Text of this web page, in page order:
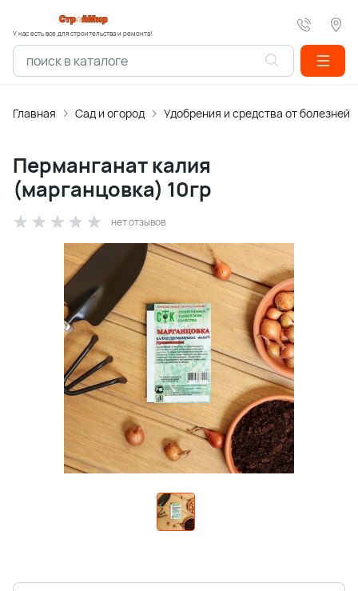
У нас есть все для строительства и ремонта!
Главная Сад и огород Удобрения и средства от болезней
Перманганат калия
(марганцовка) 10гр
нет отзывов